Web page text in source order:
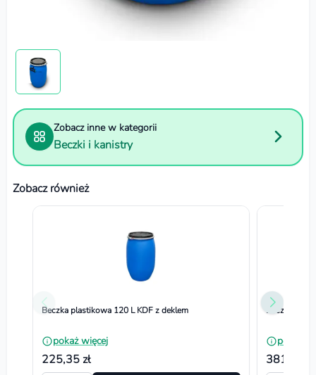
Zobacz inne w kategorii
Beczki i kanistry
Zobacz również
Beczka plastikowa 120 L KDF z deklem
pokaż więcej
225,35 zł
Beczka
pokaż
381,30 zł